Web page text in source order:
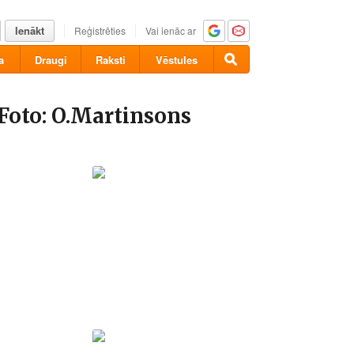
Ienākt Reģistrēties Vai ienāc ar
Draugi Raksti Vēstules
O.Martinsons